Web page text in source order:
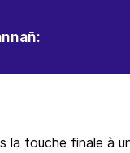
la touche finale à